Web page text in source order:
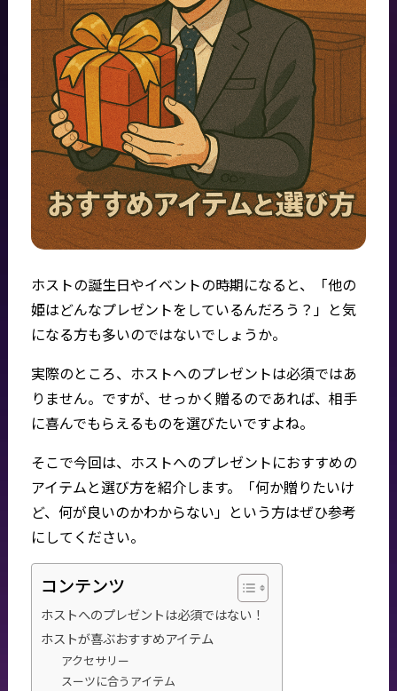
ホストの誕生日やイベントの時期になると、「他の
姫はどんなプレゼントをしているんだろう？」と気
になる方も多いのではないでしょうか。
実際のところ、ホストへのプレゼントは必須ではあ
りません。ですが、せっかく贈るのであれば、相手
に喜んでもらえるものを選びたいですよね。
そこで今回は、ホストへのプレゼントにおすすめの
アイテムと選び方を紹介します。「何か贈りたいけ
ど、何が良いのかわからない」という方はぜひ参考
にしてください。
コンテンツ
ホストへのプレゼントは必須ではない！
ホストが喜ぶおすすめアイテム
アクセサリー
スーツに合うアイテム